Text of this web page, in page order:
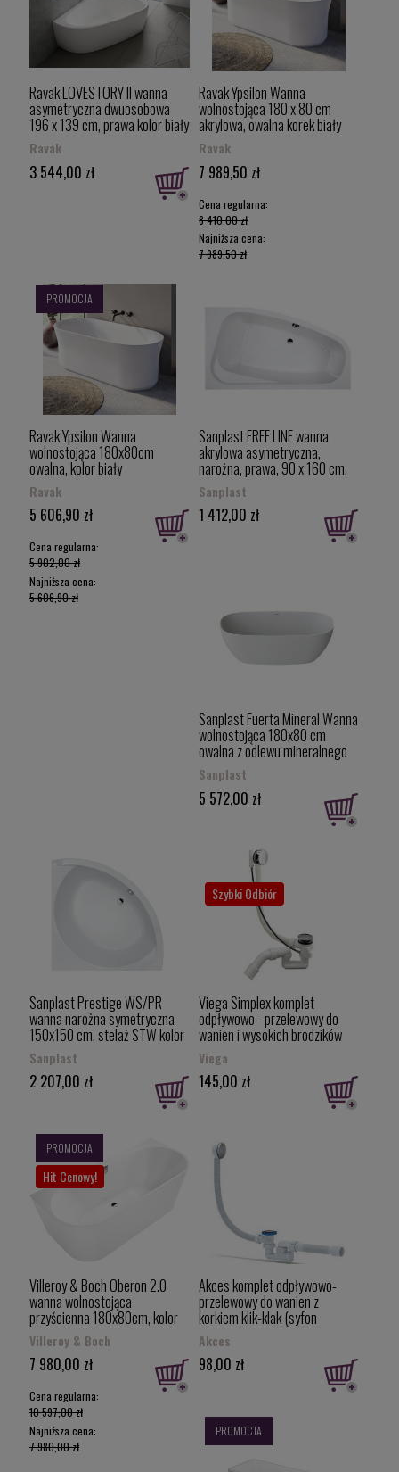
Ravak LOVESTORY II wanna
asymetryczna dwuosobowa
196 x 139 cm, prawa kolor biały
C761000000
Ravak
3 544,00 zł
Ravak Ypsilon Wanna
wolnostojąca 180 x 80 cm
akrylowa, owalna korek biały
XC00100046
Ravak
7 989,50 zł
Cena regularna:
8 410,00 zł
Najniższa cena:
7 989,50 zł
Ravak Ypsilon Wanna
wolnostojąca 180x80cm
owalna, kolor biały
XC00100026
Ravak
5 606,90 zł
Cena regularna:
5 902,00 zł
Najniższa cena:
5 606,90 zł
PROMOCJA
Sanplast FREE LINE wanna
akrylowa asymetryczna,
narożna, prawa, 90 x 160 cm,
WAP/FREE 90 x 160, (610-040-
0690-01-000)
610040069001000
Sanplast
1 412,00 zł
Sanplast Fuerta Mineral Wanna
wolnostojąca 180x80 cm
owalna z odlewu mineralnego
642-510-1260-01-000
Sanplast
5 572,00 zł
Sanplast Prestige WS/PR
wanna narożna symetryczna
150x150 cm, stelaż STW kolor
biały 610-070-0350-01-000
Sanplast
2 207,00 zł
Viega Simplex komplet
odpływowo - przelewowy do
wanien i wysokich brodzików
(syfon wannowy) 495121
Viega
145,00 zł
Szybki Odbiór
Villeroy & Boch Oberon 2.0
wanna wolnostojąca
przyścienna 180x80cm, kolor
biały (Weiss alpin)
UBQ180OBR9CD00V-01
Villeroy & Boch
7 980,00 zł
Cena regularna:
10 597,00 zł
Najniższa cena:
7 980,00 zł
PROMOCJA
Hit Cenowy!
Akces komplet odpływowo-
przelewowy do wanien z
korkiem klik-klak (syfon
wannowy), chrom 19973
Akces
98,00 zł
PROMOCJA